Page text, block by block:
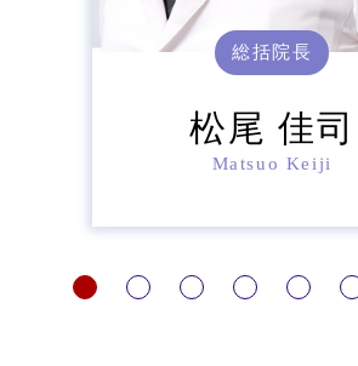
総括院長
松尾 佳司
Matsuo Keiji